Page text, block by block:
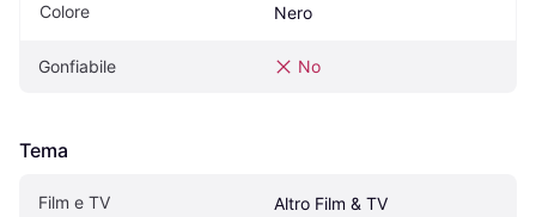
Colore Nero
Gonfiabile No
Tema
Film e TV Altro Film & TV